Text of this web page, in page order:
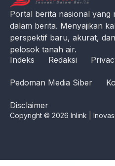
Portal berita nasional yang
dalam berita. Menyajikan
perspektif baru, akurat,
pelosok tanah air.
Indeks
Redaksi
Pedoman Media Siber
Disclaimer
Copyright © 2026 Inlink |